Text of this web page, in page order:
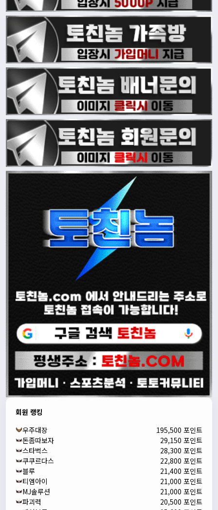
회원 랭킹
우주대장
195,500 포인트
돈좀따보자
29,150 포인트
스타벅스
28,300 포인트
쿠쿠르다스
22,800 포인트
블루
21,400 포인트
티엠아이
21,000 포인트
MJ솔루션
21,000 포인트
파괴력
20,500 포인트